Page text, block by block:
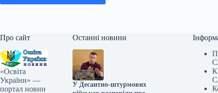
Про сайт
«Освіта
України» —
портал новин
Останні новини
У Десантно-штурмових